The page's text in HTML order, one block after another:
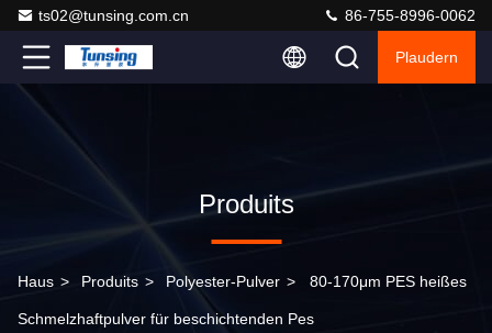
ts02@tunsing.com.cn 86-755-8996-0062
Plaudern
Produits
Haus > Produits > Polyester-Pulver > 80-170μm PES heißes
Schmelzhaftpulver für beschichtenden Pes